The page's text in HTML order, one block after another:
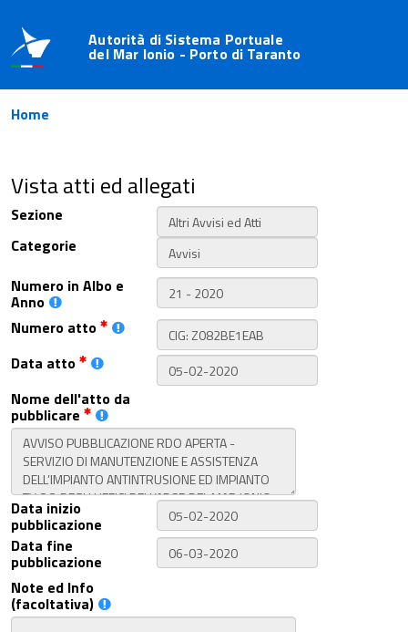
Autorità di Sistema Portuale
del Mar Ionio - Porto di Taranto
Home
Vista atti ed allegati
Sezione
Categorie
Numero in Albo e
Anno
Numero atto
Data atto
Nome dell'atto da
pubblicare
Data inizio
pubblicazione
Data fine
pubblicazione
Note ed Info
(facoltativa)